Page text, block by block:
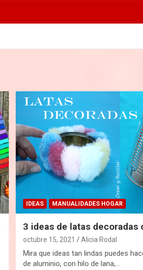
IDEAS MANUALIDADES HOGAR
3 ideas de latas decoradas
octubre 15, 2021 Alicia Rodal
Mira que ideas tan lindas puedes
de aluminio, con hilo de lana,…